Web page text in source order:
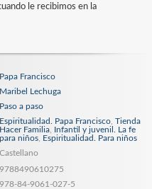
le recibimos en la
Papa Francisco
Maribel Lechuga
Paso a paso
Espiritualidad. Papa Francisco, Tienda
Hacer Familia, Infantil y juvenil. La fe
para niños, Espiritualidad. Para niños
Castellano
9788490610275
978-84-9061-027-5